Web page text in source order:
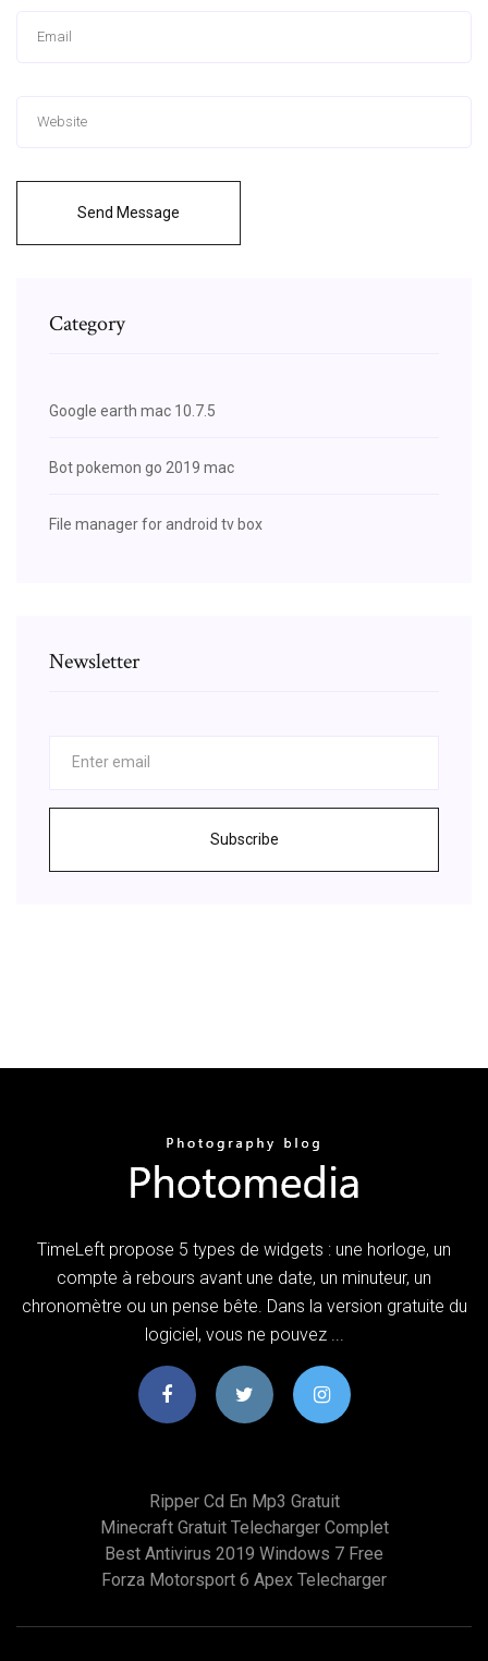
Send Message
Category
Google earth mac 10.7.5
Bot pokemon go 2019 mac
File manager for android tv box
Newsletter
Subscribe
TimeLeft propose 5 types de widgets : une horloge, un
compte à rebours avant une date, un minuteur, un
chronomètre ou un pense bête. Dans la version gratuite du
logiciel, vous ne pouvez ...
Ripper Cd En Mp3 Gratuit
Minecraft Gratuit Telecharger Complet
Best Antivirus 2019 Windows 7 Free
Forza Motorsport 6 Apex Telecharger